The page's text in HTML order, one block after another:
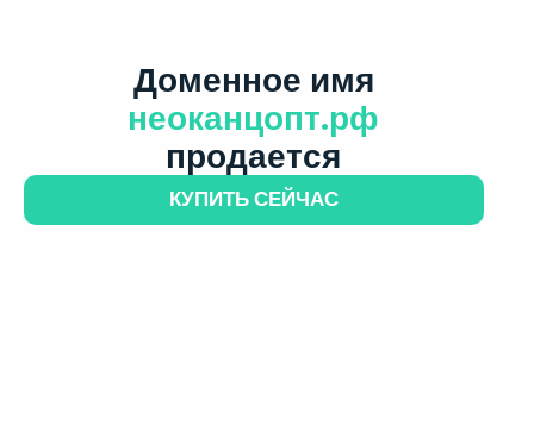
Доменное имя
неоканцопт.рф
продается
КУПИТЬ СЕЙЧАС